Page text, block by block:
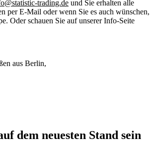
trading.de und Sie erhalten alle
per E-Mail oder wenn Sie es auch wünschen,
Oder schauen Sie auf unserer Info-Seite
aus Berlin,
dem neuesten Stand sein